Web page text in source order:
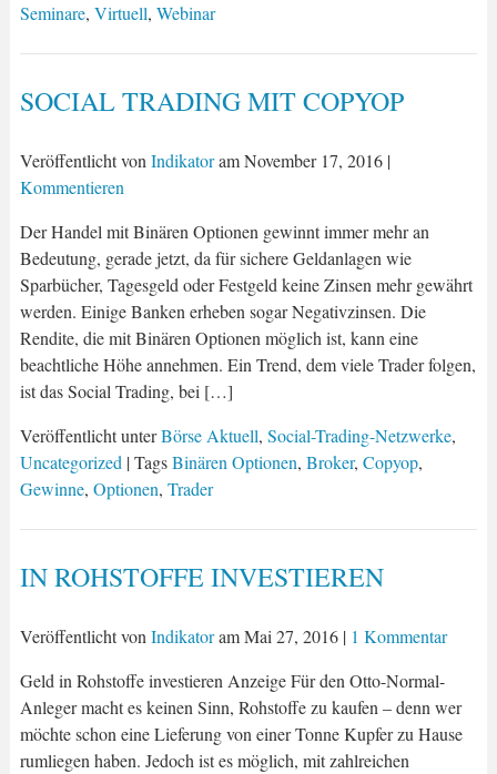
Seminare, Virtuell, Webinar
SOCIAL TRADING MIT COPYOP
Veröffentlicht von IndikatoramNovember 17, 2016|
Kommentieren
Der Handel mit Binären Optionen gewinnt immer mehr an
Bedeutung, gerade jetzt, da für sichere Geldanlagen wie
Sparbücher, Tagesgeld oder Festgeld keine Zinsen mehr gewährt
werden. Einige Banken erheben sogar Negativzinsen. Die
Rendite, die mit Binären Optionen möglich ist, kann eine
beachtliche Höhe annehmen. Ein Trend, dem viele Trader folgen,
ist das Social Trading, bei […]
Veröffentlicht unterBörse Aktuell, Social-Trading-Netzwerke,
Uncategorized | TagsBinären Optionen, Broker, Copyop,
Gewinne, Optionen, Trader
IN ROHSTOFFE INVESTIEREN
Veröffentlicht von IndikatoramMai 27, 2016| 1 Kommentar
Geld in Rohstoffe investieren Anzeige Für den Otto-Normal-
Anleger macht es keinen Sinn, Rohstoffe zu kaufen – denn wer
möchte schon eine Lieferung von einer Tonne Kupfer zu Hause
rumliegen haben. Jedoch ist es möglich, mit zahlreichen